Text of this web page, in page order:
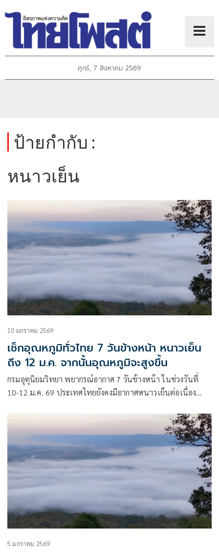
ศุกร์, 7 สิงหาคม 2569
ป้ายกำกับ :
หนาวเย็น
10 มกราคม 2569
เช็กอุณหภูมิทั่วไทย 7 วันข้างหน้า หนาวเย็น
ถึง 12 ม.ค. จากนั้นอุณหภูมิจะสูงขึ้น
กรมอุตุนิยมวิทยา พยากรณ์อากาศ 7 วันข้างหน้า ในช่วงวันที่
10-12 ม.ค. 69 ประเทศไทยยังคงมีอากาศหนาวเย็นต่อเนื่อง
ข้างแรงปกคลุมประเทศไทยตอนบน ภาคใต้ตอนบน และ
ทะเลจีนใต้ ส่วนในช่วงวันที่ 13 – 16 ม.ค. 69 ประเทศไทยตอน
บนจะเริ่มมีอุณหภูมิสูงขึ้น กับมีหมอกในตอนเช้า และมีหมอก
หนาบางพื้นที่ แต่ยังคงมีอากาศเย็นถึงหนาวในภาคเหนือและ
ภาคตะวันออกเฉียงเหนือ เนื่องจากบริเวณความกดอากาศสูงหรือ
มวลอากาศเย็นที่ปกคลุมประเทศไทยตอนบนและทะเลจีนใต้เริ่ม
มีกำลังอ่อนลง โดยในช่วงวันที่ 15 – 16 ม.ค. 69 จะมีคลื่นกระแส
ลมฝ่ายตะวันตกจากประเทศเมียนมาเคลื่อนเข้าปกคลุมภาค
เหนือตอนบน และประเทศลาวตอนบน ทำให้บริเวณดังกล่าวมี
5 มกราคม 2569